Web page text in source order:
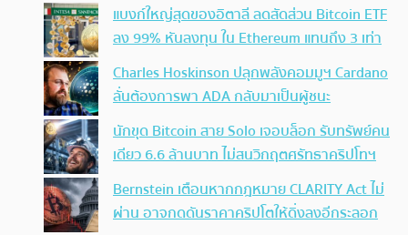
แบงก์ใหญ่สุดของอิตาลี ลดสัดส่วน Bitcoin ETF
ลง 99% หันลงทุน ใน Ethereum แทนถึง 3 เท่า
Charles Hoskinson ปลุกพลังคอมมูฯ Cardano
ลั่นต้องการพา ADA กลับมาเป็นผู้ชนะ
นักขุด Bitcoin สาย Solo เจอบล็อก รับทรัพย์คน
เดียว 6.6 ล้านบาท ไม่สนวิกฤตศรัทธาคริปโทฯ
Bernstein เตือนหากกฎหมาย CLARITY Act ไม่
ผ่าน อาจกดดันราคาคริปโตให้ดิ่งลงอีกระลอก